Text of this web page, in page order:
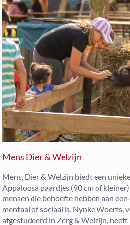
Mens Dier & Welzijn
Mens, Dier & Welzijn biedt een
Appaloosa paardjes (90 cm of
mensen die behoefte hebben aan
mentaal of sociaal is. Nynke Woerts,
afgestudeerd in Zorg & Welzijn,